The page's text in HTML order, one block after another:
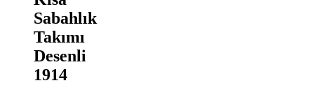
Sabahlık
Takımı
Desenli
1914